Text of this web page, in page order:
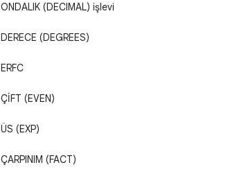
ONDALIK (DECIMAL) işlevi
DERECE (DEGREES)
ERFC
ÇİFT (EVEN)
ÜS (EXP)
ÇARPINIM (FACT)